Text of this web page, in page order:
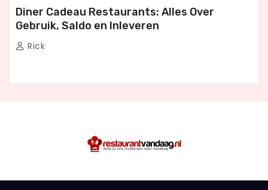
Diner Cadeau Restaurants: Alles Over
Gebruik, Saldo en Inleveren
Rick